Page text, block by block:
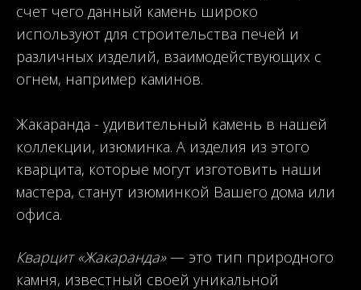
счет чего данный камень широко
используют для строительства печей и
различных изделий, взаимодействующих с
огнем, например каминов.
Жакаранда - удивительный камень в нашей
коллекции, изюминка. А изделия из этого
кварцита, которые могут изготовить наши
мастера, станут изюминкой Вашего дома или
офиса.
Кварцит «Жакаранда»— это тип природного
камня, известный своей уникальной